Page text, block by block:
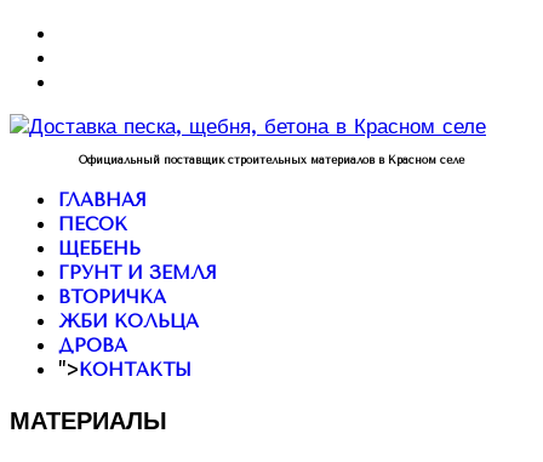
Официальный поставщик строительных материалов в Красном селе
ГЛАВНАЯ
ПЕСОК
ЩЕБЕНЬ
ГРУНТ И ЗЕМЛЯ
ВТОРИЧКА
ЖБИ КОЛЬЦА
ДРОВА
">КОНТАКТЫ
МАТЕРИАЛЫ